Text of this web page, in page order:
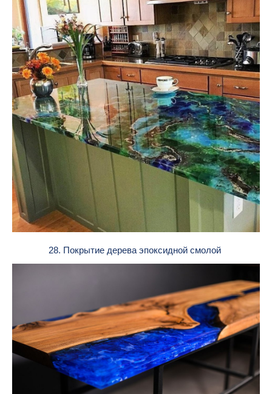
28. Покрытие дерева эпоксидной смолой